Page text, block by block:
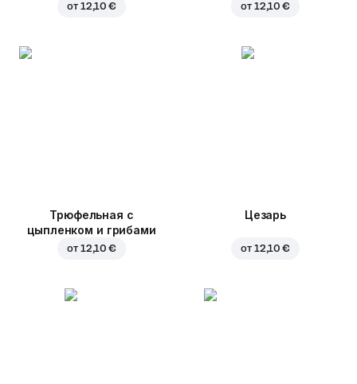
от 12,10 € от 12,10 €
Трюфельная с
цыпленком и грибами
от 12,10 €
Цезарь
от 12,10 €